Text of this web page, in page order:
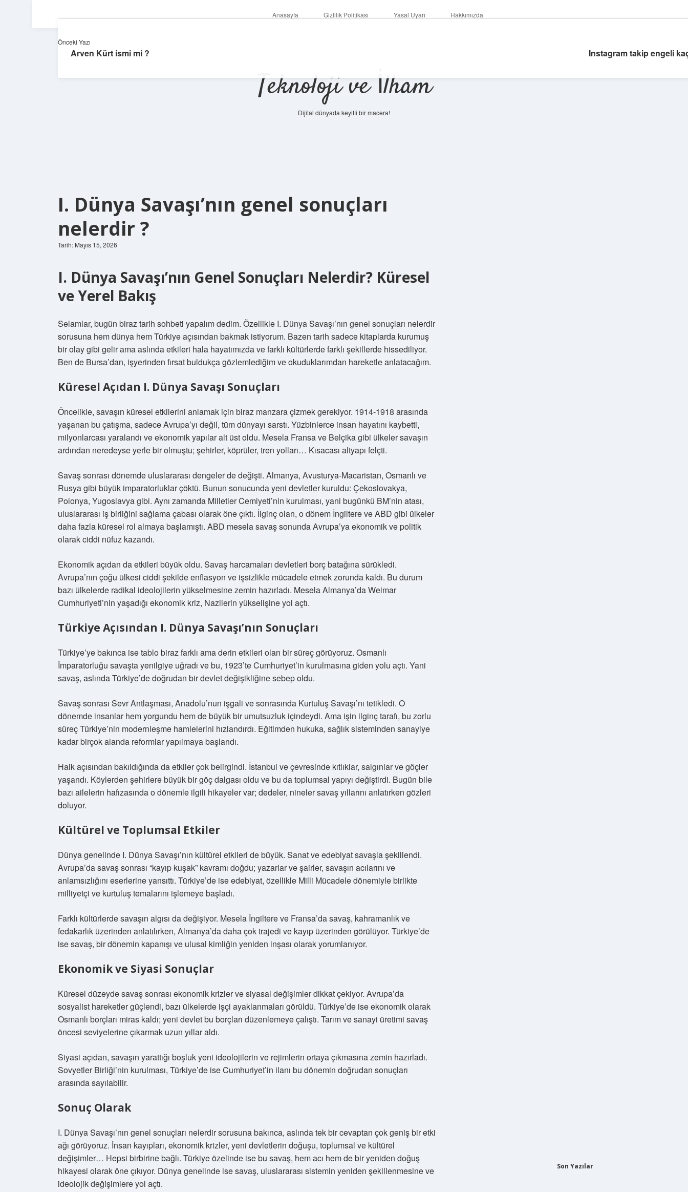
Anasayfa Gizlilik Politikası Yasal Uyarı Hakkımızda
Teknoloji ve İlham
Dijital dünyada keyifli bir macera!
I. Dünya Savaşı’nın genel sonuçları
nelerdir ?
Tarih: Mayıs 15, 2026
I. Dünya Savaşı’nın Genel Sonuçları Nelerdir? Küresel
ve Yerel Bakış
Selamlar, bugün biraz tarih sohbeti yapalım dedim. Özellikle I. Dünya Savaşı’nın genel sonuçları nelerdir
sorusuna hem dünya hem Türkiye açısından bakmak istiyorum. Bazen tarih sadece kitaplarda kurumuş
bir olay gibi gelir ama aslında etkileri hala hayatımızda ve farklı kültürlerde farklı şekillerde hissediliyor.
Ben de Bursa’dan, işyerinden fırsat buldukça gözlemlediğim ve okuduklarımdan hareketle anlatacağım.
Küresel Açıdan I. Dünya Savaşı Sonuçları
Öncelikle, savaşın küresel etkilerini anlamak için biraz manzara çizmek gerekiyor. 1914-1918 arasında
yaşanan bu çatışma, sadece Avrupa’yı değil, tüm dünyayı sarstı. Yüzbinlerce insan hayatını kaybetti,
milyonlarcası yaralandı ve ekonomik yapılar alt üst oldu. Mesela Fransa ve Belçika gibi ülkeler savaşın
ardından neredeyse yerle bir olmuştu; şehirler, köprüler, tren yolları… Kısacası altyapı felçti.
Savaş sonrası dönemde uluslararası dengeler de değişti. Almanya, Avusturya-Macaristan, Osmanlı ve
Rusya gibi büyük imparatorluklar çöktü. Bunun sonucunda yeni devletler kuruldu: Çekoslovakya,
Polonya, Yugoslavya gibi. Aynı zamanda Milletler Cemiyeti’nin kurulması, yani bugünkü BM’nin atası,
uluslararası iş birliğini sağlama çabası olarak öne çıktı. İlginç olan, o dönem İngiltere ve ABD gibi ülkeler
daha fazla küresel rol almaya başlamıştı. ABD mesela savaş sonunda Avrupa’ya ekonomik ve politik
olarak ciddi nüfuz kazandı.
Ekonomik açıdan da etkileri büyük oldu. Savaş harcamaları devletleri borç batağına sürükledi.
Avrupa’nın çoğu ülkesi ciddi şekilde enflasyon ve işsizlikle mücadele etmek zorunda kaldı. Bu durum
bazı ülkelerde radikal ideolojilerin yükselmesine zemin hazırladı. Mesela Almanya’da Weimar
Cumhuriyeti’nin yaşadığı ekonomik kriz, Nazilerin yükselişine yol açtı.
Türkiye Açısından I. Dünya Savaşı’nın Sonuçları
Türkiye’ye bakınca ise tablo biraz farklı ama derin etkileri olan bir süreç görüyoruz. Osmanlı
İmparatorluğu savaşta yenilgiye uğradı ve bu, 1923’te Cumhuriyet’in kurulmasına giden yolu açtı. Yani
savaş, aslında Türkiye’de doğrudan bir devlet değişikliğine sebep oldu.
Savaş sonrası Sevr Antlaşması, Anadolu’nun işgali ve sonrasında Kurtuluş Savaşı’nı tetikledi. O
dönemde insanlar hem yorgundu hem de büyük bir umutsuzluk içindeydi. Ama işin ilginç tarafı, bu zorlu
süreç Türkiye’nin modernleşme hamlelerini hızlandırdı. Eğitimden hukuka, sağlık sisteminden sanayiye
kadar birçok alanda reformlar yapılmaya başlandı.
Halk açısından bakıldığında da etkiler çok belirgindi. İstanbul ve çevresinde kıtlıklar, salgınlar ve göçler
yaşandı. Köylerden şehirlere büyük bir göç dalgası oldu ve bu da toplumsal yapıyı değiştirdi. Bugün bile
bazı ailelerin hafızasında o dönemle ilgili hikayeler var; dedeler, nineler savaş yıllarını anlatırken gözleri
doluyor.
Kültürel ve Toplumsal Etkiler
Dünya genelinde I. Dünya Savaşı’nın kültürel etkileri de büyük. Sanat ve edebiyat savaşla şekillendi.
Avrupa’da savaş sonrası “kayıp kuşak” kavramı doğdu; yazarlar ve şairler, savaşın acılarını ve
anlamsızlığını eserlerine yansıttı. Türkiye’de ise edebiyat, özellikle Milli Mücadele dönemiyle birlikte
milliyetçi ve kurtuluş temalarını işlemeye başladı.
Farklı kültürlerde savaşın algısı da değişiyor. Mesela İngiltere ve Fransa’da savaş, kahramanlık ve
fedakarlık üzerinden anlatılırken, Almanya’da daha çok trajedi ve kayıp üzerinden görülüyor. Türkiye’de
ise savaş, bir dönemin kapanışı ve ulusal kimliğin yeniden inşası olarak yorumlanıyor.
Ekonomik ve Siyasi Sonuçlar
Küresel düzeyde savaş sonrası ekonomik krizler ve siyasal değişimler dikkat çekiyor. Avrupa’da
sosyalist hareketler güçlendi, bazı ülkelerde işçi ayaklanmaları görüldü. Türkiye’de ise ekonomik olarak
Osmanlı borçları miras kaldı; yeni devlet bu borçları düzenlemeye çalıştı. Tarım ve sanayi üretimi savaş
öncesi seviyelerine çıkarmak uzun yıllar aldı.
Siyasi açıdan, savaşın yarattığı boşluk yeni ideolojilerin ve rejimlerin ortaya çıkmasına zemin hazırladı.
Sovyetler Birliği’nin kurulması, Türkiye’de ise Cumhuriyet’in ilanı bu dönemin doğrudan sonuçları
arasında sayılabilir.
Sonuç Olarak
I. Dünya Savaşı’nın genel sonuçları nelerdir sorusuna bakınca, aslında tek bir cevaptan çok geniş bir etki
ağı görüyoruz. İnsan kayıpları, ekonomik krizler, yeni devletlerin doğuşu, toplumsal ve kültürel
değişimler… Hepsi birbirine bağlı. Türkiye özelinde ise bu savaş, hem acı hem de bir yeniden doğuş
hikayesi olarak öne çıkıyor. Dünya genelinde ise savaş, uluslararası sistemin yeniden şekillenmesine ve
ideolojik değişimlere yol açtı.
Önceki Yazı
Arven Kürt ismi mi ? Instagram takip engeli
Son Yazılar